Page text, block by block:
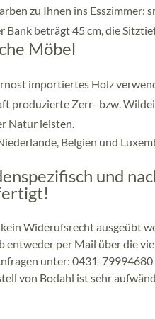
zu Ihnen ins Esszimmer:
Bank beträgt 45 cm, die
Möbel
importiertes Holz
produzierte Zerr- bzw.
Natur leisten.
Belgien und
und
Widerufsrecht ausgeübt
entweder per Mail über die
unter: 0431-
von Bodahl ist sehr